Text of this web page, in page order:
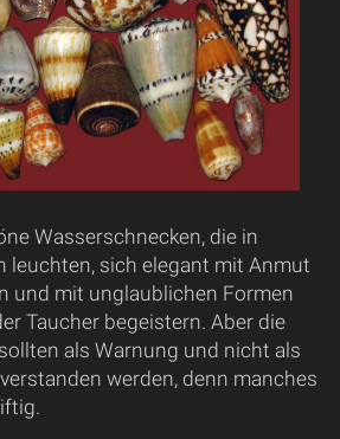
Wasserschnecken, die in
leuchten, sich elegant mit Anmut
und mit unglaublichen Formen
Taucher begeistern. Aber die
als Warnung und nicht als
werden, denn manches